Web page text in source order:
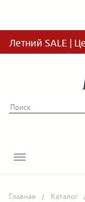
Летний SALE |
Главная Каталог